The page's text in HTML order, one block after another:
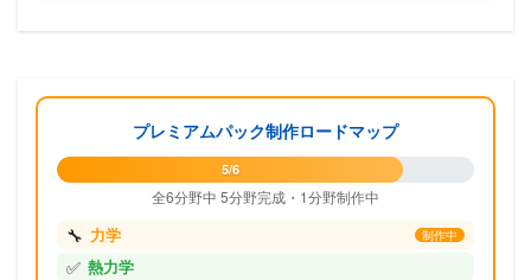
プレミアムパック制作ロードマップ
5/6
全6分野中 5分野完成・1分野制作中
🔧 力学 制作中
✅ 熱力学